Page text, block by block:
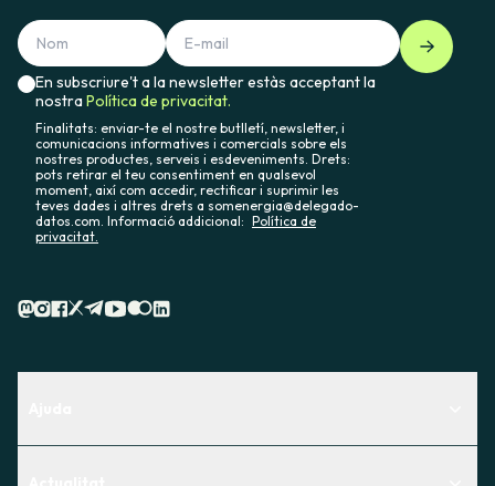
En subscriure't a la newsletter estàs acceptant la
nostraPolítica de privacitat.
Finalitats: enviar-te el nostre butlletí, newsletter, i
comunicacions informatives i comercials sobre els
nostres productes, serveis i esdeveniments. Drets:
pots retirar el teu consentiment en qualsevol
moment, així com accedir, rectificar i suprimir les
teves dades i altres drets a somenergia@delegado-
datos.com. Informació addicional: Política de
privacitat.